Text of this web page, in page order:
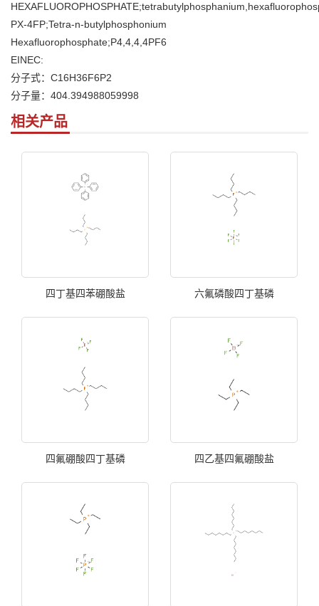
PX-4FP;Tetra-n-butylphosphonium
Hexafluorophosphate;P4,4,4,4PF6
EINEC:
分子式：C16H36F6P2
分子量：404.394988059998
相关产品
四丁基四苯硼酸盐 六氟磷酸四丁基磷
四氟硼酸四丁基磷 四乙基四氟硼酸盐